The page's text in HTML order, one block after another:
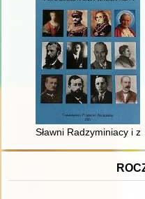
Sławni Radzyminiacy i